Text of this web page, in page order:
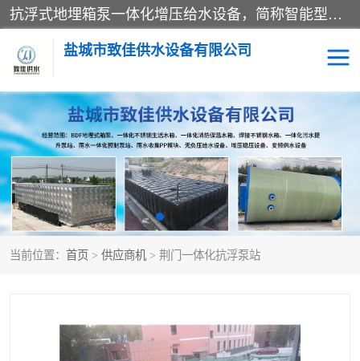
抗浮式地埋箱泵一体化增压给水设备，简称智能型泵站。它由由水泵机组、消防水箱、泵房三大部分组成，其抗浮效果好，因为设计时通过将底板与箱体联在一起，箱体重量抵消了地下水浮力。系统维护好，内部拉筋、泵站、管道，喷淋等各部运行正堂，无一损坏；结构更牢固。
盐城市致佳供水设备有限公司
当前位置： 首页 > 供应商机 > 荆门一体化抗浮泵站
消防一体化水箱 地埋箱泵一体化
一体化污水泵站